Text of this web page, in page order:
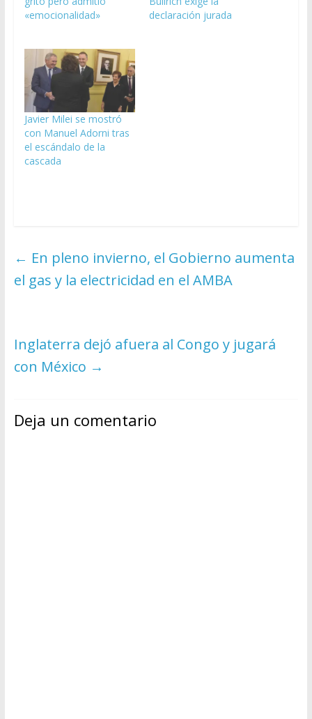
«emocionalidad»
declaración jurada
Javier Milei se mostró
con Manuel Adorni tras
el escándalo de la
cascada
← En pleno invierno, el Gobierno aumenta
el gas y la electricidad en el AMBA
Inglaterra dejó afuera al Congo y jugará
con México →
Deja un comentario